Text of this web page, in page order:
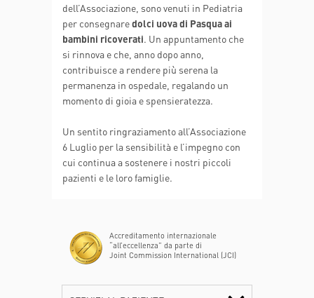
dell’Associazione, sono venuti in Pediatria
per consegnaredolci uova di Pasqua ai
bambini ricoverati . Un appuntamento che
si rinnova e che, anno dopo anno,
contribuisce a rendere più serena la
permanenza in ospedale, regalando un
momento di gioia e spensieratezza.
Un sentito ringraziamento all’Associazione
6 Luglio per la sensibilità e l’impegno con
cui continua a sostenere i nostri piccoli
pazienti e le loro famiglie.
Accreditamento internazionale
“all’eccellenza” da parte di
Joint Commission International (JCI)